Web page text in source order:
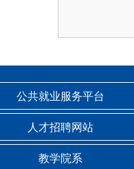
公共就业服务平台
人才招聘网站
教学院系